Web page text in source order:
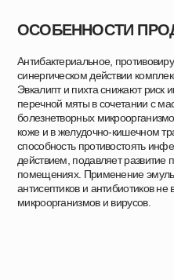
Антибактериальное,
синергическом действии
Эвкалипт и пихта снижают риск
перечной мяты в сочетании с
болезнетворных
коже и в желудочно-кишечном
способность противостоять
действием, подавляет развитие
помещениях. Применение
антисептиков и антибиотиков
микроорганизмов и вирусов.
ОСОБЕННОСТИ